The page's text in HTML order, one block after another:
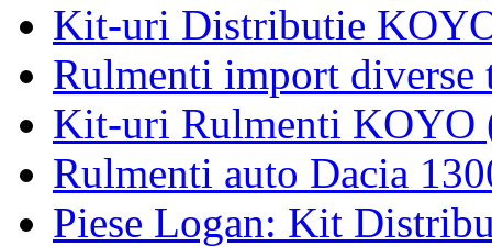
Kit-uri Distributie
Rulmenti import
Kit-uri Rulmenti KOYO
Rulmenti auto Dacia
Piese Logan: Kit